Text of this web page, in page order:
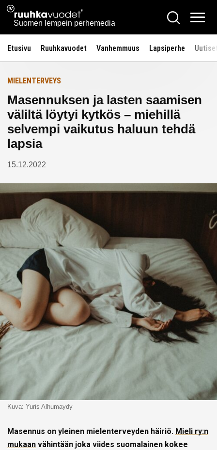
Siirry
sisältöön
Ruuhkavuodet.fi
Suomen lempein perhemedia
Hae
Etusivu Ruuhkavuodet Vanhemmuus Lapsiperhe
Etusivulle
MIELENTERVEYS
Masennuksen ja lasten saamisen
väliltä löytyi kytkös – miehillä
selvempi vaikutus haluun tehdä
lapsia
15.12.2022
Kuva: Yuris Alhumaydy
Masennus on yleinen mielenterveyden häiriö. Mieli ry:n
mukaan vähintään joka viides suomalainen kokee